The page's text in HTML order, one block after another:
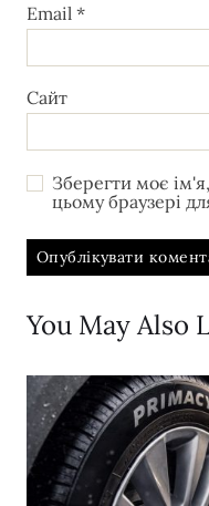
Email *
Сайт
Зберегти моє
цьому браузері
You May Also